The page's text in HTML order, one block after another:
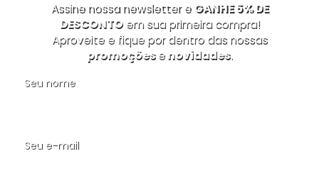
Assine nossa newsletter e GANHE 5% DE
DESCONTOem sua primeira compra!
Aproveite e fique por dentro das nossas
promoçõesenovidades.
Seu nome
Seu e-mail